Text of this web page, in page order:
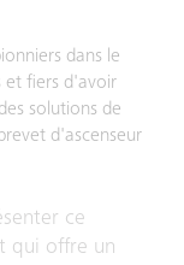
dans le
et fiers d'avoir
solutions de
d'ascenseur
ce
qui offre un